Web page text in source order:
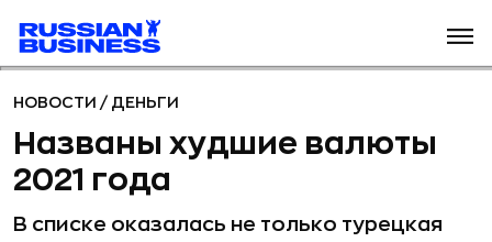
НОВОСТИ / ДЕНЬГИ
Названы худшие валюты
2021 года
В списке оказалась не только турецкая